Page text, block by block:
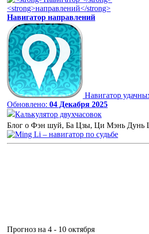
Навигатор направлений
Навигатор
Обновлено: 04 Декабря 2025
Калькулятор двухчасовок
Блог о Фэн шуй, Ба Цзы, Ци Мэнь Дунь
Прогноз на 4 - 10 октября